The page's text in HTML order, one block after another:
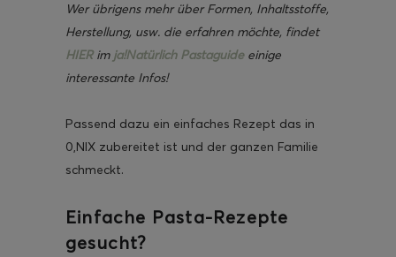
Wer übrigens mehr über Formen, Inhaltsstoffe,
Herstellung, usw. die erfahren möchte, findet
HIERim ja!Natürlich Pastaguideeinige
interessante Infos!
Passend dazu ein einfaches Rezept das in
0,NIX zubereitet ist und der ganzen Familie
schmeckt.
Einfache Pasta-Rezepte
gesucht?